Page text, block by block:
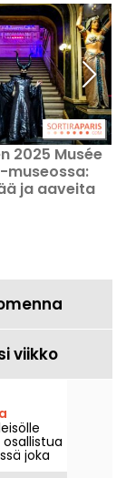
2025 Musée
museossa:
ja aaveita
viikko
joka